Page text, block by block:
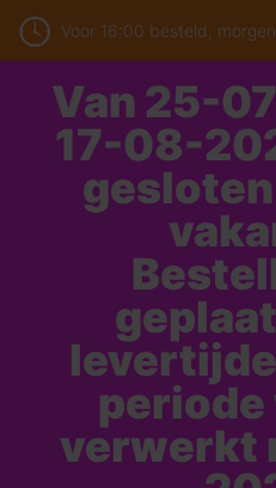
Voor 16:00 besteld,
Van 25-
17-08-
verwerkt